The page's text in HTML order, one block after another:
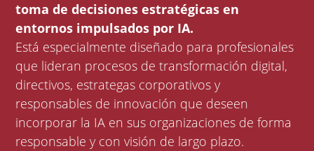
toma de decisiones estratégicas en
entornos impulsados por IA.
Está especialmente diseñado para profesionales
que lideran procesos de transformación digital,
directivos, estrategas corporativos y
responsables de innovación que deseen
incorporar la IA en sus organizaciones de forma
responsable y con visión de largo plazo.